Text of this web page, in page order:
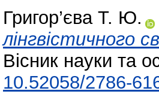
Григор’єва Т. Ю.
лінгвістичного
Вісник науки та
10.52058/2786-